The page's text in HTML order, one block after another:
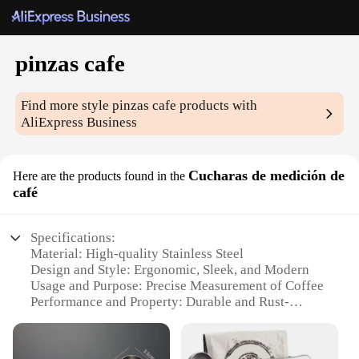
pinzas cafe
Find more stylepinzas cafe products with
AliExpress Business
Here are the products found in the Cucharas de medición de
café
Specifications:
Material: High-quality Stainless Steel
Design and Style: Ergonomic, Sleek, and Modern
Usage and Purpose: Precise Measurement of Coffee
Performance and Property: Durable and Rust-
Shape or Size or Weight or Quantity: 2-Piece Set
with Spoon and Tamping Tool